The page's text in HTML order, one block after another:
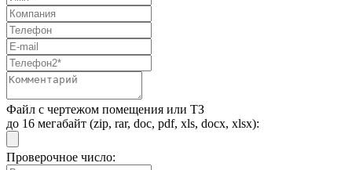
Файл с чертежом помещения или ТЗ
до 16 мегабайт (zip, rar, doc, pdf, xls, docx, xlsx):
Проверочное число: